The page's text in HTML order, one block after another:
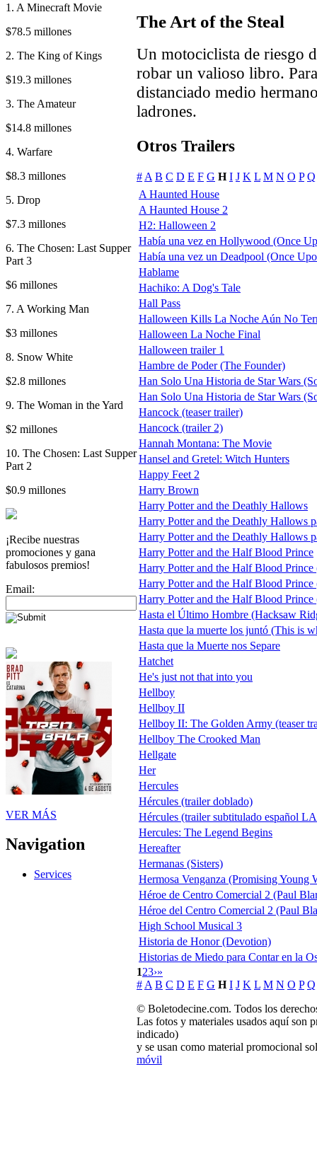
1. A Minecraft Movie
$78.5 millones
2. The King of Kings
$19.3 millones
3. The Amateur
$14.8 millones
4. Warfare
$8.3 millones
5. Drop
$7.3 millones
6. The Chosen: Last Supper
Part 3
$6 millones
7. A Working Man
$3 millones
8. Snow White
$2.8 millones
9. The Woman in the Yard
$2 millones
10. The Chosen: Last Supper
Part 2
$0.9 millones
¡Recibe nuestras
promociones y gana
fabulosos premios!
Email:
VER MÁS
Navigation
Services
The Art of the Steal
Un motociclista de riesgo
robar un valioso libro.
distanciado medio
ladrones.
Otros Trailers
# A B C D E F G H I J K L M N O P Q
A Haunted House
A Haunted House 2
H2: Halloween 2
Había una vez en Hollywood (Once
Había una vez un Deadpool (Once
Hablame
Hachiko: A Dog's Tale
Hall Pass
Halloween Kills La Noche Aún No
Halloween La Noche Final
Halloween trailer 1
Hambre de Poder (The Founder)
Han Solo Una Historia de Star Wars
Han Solo Una Historia de Star Wars
Hancock (teaser trailer)
Hancock (trailer 2)
Hannah Montana: The Movie
Hansel and Gretel: Witch Hunters
Happy Feet 2
Harry Brown
Harry Potter and the Deathly Hallows
Harry Potter and the Deathly Hallows
Harry Potter and the Deathly Hallows
Harry Potter and the Half Blood Prince
Harry Potter and the Half Blood Prince
Harry Potter and the Half Blood Prince
Harry Potter and the Half Blood Prince
Hasta el Último Hombre (Hacksaw
Hasta que la muerte los juntó (This is
Hasta que la Muerte nos Separe
Hatchet
He's just not that into you
Hellboy
Hellboy II
Hellboy II: The Golden Army (teaser
Hellboy The Crooked Man
Hellgate
Her
Hercules
Hércules (trailer doblado)
Hércules (trailer subtitulado español
Hercules: The Legend Begins
Hereafter
Hermanas (Sisters)
Hermosa Venganza (Promising Young
Héroe de Centro Comercial 2 (Paul
Héroe del Centro Comercial 2 (Paul
High School Musical 3
Historia de Honor (Devotion)
Historias de Miedo para Contar en la
123›»
# A B C D E F G H I J K L M N O P Q
© Boletodecine.com. Todos los
Las fotos y materiales usados aquí son
indicado)
y se usan como material promocional
móvil